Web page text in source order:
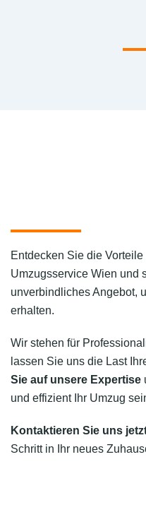
Entdecken Sie die
Umzugsservice Wien und
unverbindliches Angebot,
erhalten.
Wir stehen für
lassen Sie uns die Last
Sie auf unsere Expertise
und effizient Ihr Umzug
Kontaktieren Sie uns
Schritt in Ihr neues